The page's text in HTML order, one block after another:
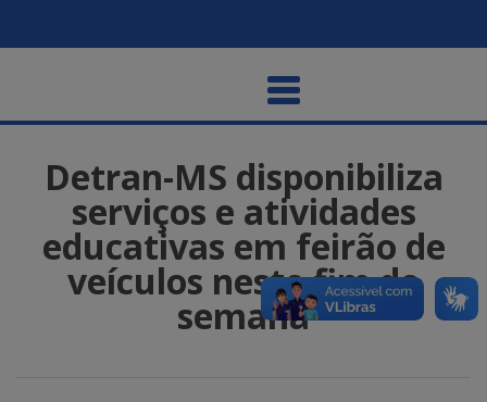
Detran-MS disponibiliza
serviços e atividades
educativas em feirão de
veículos neste fim de
semana